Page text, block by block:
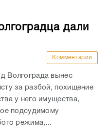
дали
Комментарии
Волгограда вынес
за разбой, похищение
у него имущества,
подсудимому
режима,...